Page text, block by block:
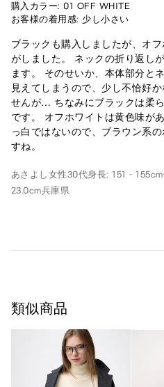
購入カラー: 01 OFF WHITE
お客様の着用感: 少し小さい
ブラックも購入しましたが、オ
がしました。 ネックの折り返し
ます。 そのせいか、本体部分と
見えてしまうので、少し不恰好
せんが… ちなみにブラックは柔
です。 オフホワイトは黄色味が
っ白ではないので、ブラウン系
すね。
あさよし 女性30代身長: 151 - 155cm
23.0cm兵庫県
類似商品